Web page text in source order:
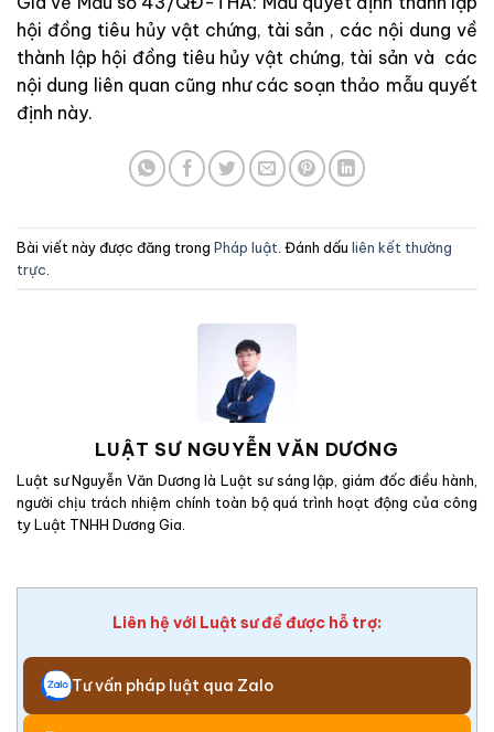
hội đồng tiêu hủy vật chứng, tài sản , các nội dung về
thành lập hội đồng tiêu hủy vật chứng, tài sản và các
nội dung liên quan cũng như các soạn thảo mẫu quyết
định này.
Bài viết này được đăng trong Pháp luật . Đánh dấu liên kết thường
trực
LUẬT SƯ NGUYỄN VĂN DƯƠNG
Luật sư Nguyễn Văn Dương là Luật sư sáng lập, giám đốc điều hành,
người chịu trách nhiệm chính toàn bộ quá trình hoạt động của công
ty Luật TNHH Dương Gia.
Liên hệ với Luật sư để được hỗ trợ:
Tư vấn pháp luật qua Zalo